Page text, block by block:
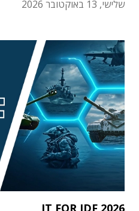
שלישי, 13 באוקטובר 2026
IT FOR IDF 2026